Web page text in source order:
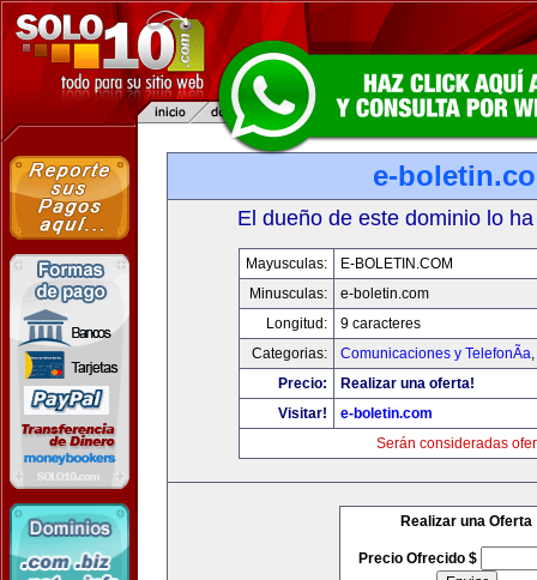
e-
El dueño de este dominio lo
Mayusculas:
E-BOLETIN.COM
Minusculas:
e-boletin.com
Longitud:
9 caracteres
Categorias:
Comunicaciones y TelefonÃ­a,
Precio:
Realizar una oferta!
Visitar!
e-boletin.com
Serán consideradas
Realizar una Oferta
Precio Ofrecido $